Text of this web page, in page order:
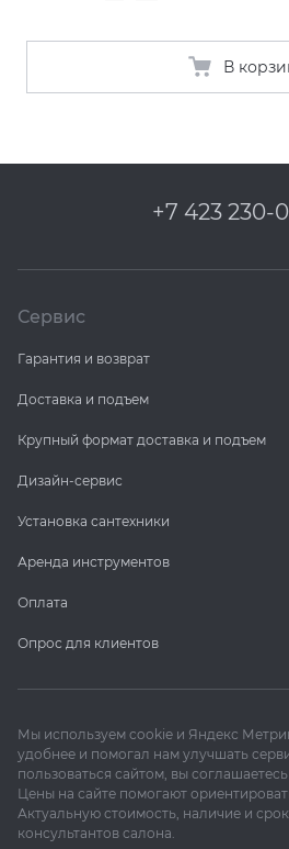
В
+7 423 230-
Сервис
Гарантия и возврат
Доставка и подъем
Крупный формат доставка и подъем
Дизайн-сервис
Установка сантехники
Аренда инструментов
Оплата
Опрос для клиентов
Мы используем cookie и Яндекс
удобнее и помогал нам улучшать
пользоваться сайтом, вы
Цены на сайте помогают
Актуальную стоимость, наличие и
консультантов салона.